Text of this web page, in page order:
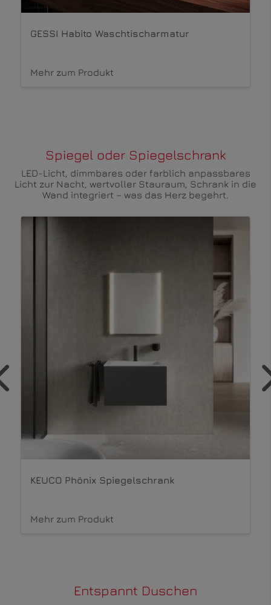
KEUCO Ipos Waschtischarmatur
Mehr zum Produkt
Spiegel oder Spiegelschrank
LED-Licht, dimmbares oder farblich anpassbares
Licht zur Nacht, wertvoller Stauraum, Schrank in die
Wand integriert – was das Herz begehrt.
KEUCO Phönix Spiegelschrank
Mehr zum Produkt
Entspannt Duschen